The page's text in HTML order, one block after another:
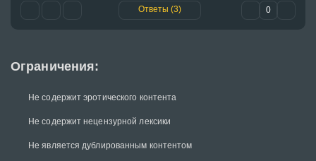
Ограничения:
Не содержит эротического контента
Не содержит нецензурной лексики
Не является дублированным контентом
Ответы (3) 0